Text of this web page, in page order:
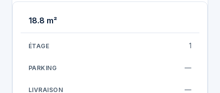
18.8 m²
1
—
—